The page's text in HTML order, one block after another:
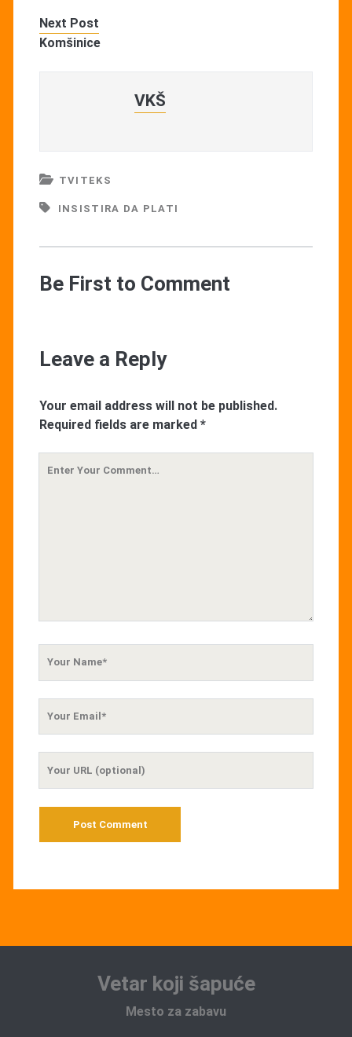
Next Post
Komšinice
VKŠ
TVITEKS
INSISTIRA DA PLATI
Be First to Comment
Leave a Reply
Your email address will not be published.
Required fields are marked *
Vetar koji šapuće
Mesto za zabavu